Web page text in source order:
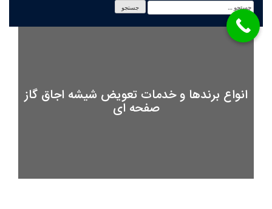
انواع برندها و خدمات تعویض شیشه اجاق گاز
صفحه ای